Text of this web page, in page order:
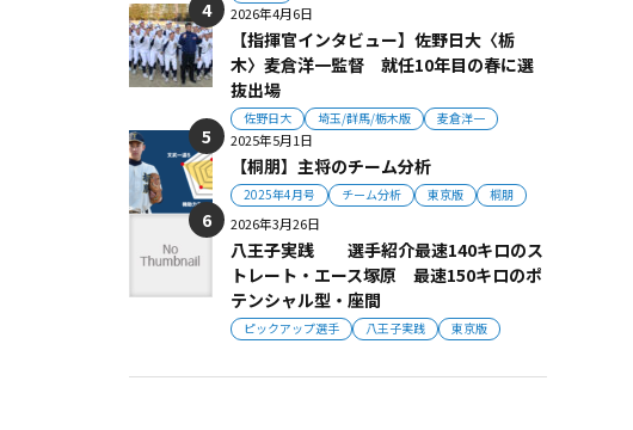
2026年4月6日
【指揮官インタビュー】佐野日大〈栃
木〉麦倉洋一監督 就任10年目の春に選
抜出場
佐野日大 埼玉/群馬/栃木版 麦倉洋一
2025年5月1日
【桐朋】主将のチーム分析
2025年4月号 チーム分析 東京版 桐朋
2026年3月26日
八王子実践 選手紹介最速140キロのス
トレート・エース塚原 最速150キロのポ
テンシャル型・座間
ピックアップ選手 八王子実践 東京版